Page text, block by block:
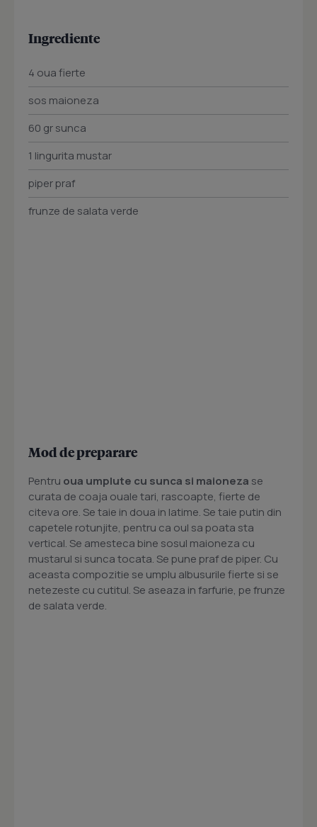
Ingrediente
4 oua fierte
sos maioneza
60 gr sunca
1 lingurita mustar
piper praf
frunze de salata verde
Mod de preparare
Pentru oua umplute cu sunca si maioneza se
curata de coaja ouale tari, rascoapte, fierte de
citeva ore. Se taie in doua in latime. Se taie putin din
capetele rotunjite, pentru ca oul sa poata sta
vertical. Se amesteca bine sosul maioneza cu
mustarul si sunca tocata. Se pune praf de piper. Cu
aceasta compozitie se umplu albusurile fierte si se
netezeste cu cutitul. Se aseaza in farfurie, pe frunze
de salata verde.